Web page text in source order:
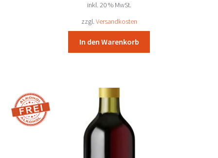
war:
90,32 €
inkl. 20 % MwSt.
zzgl. Versandkosten
In den Warenkorb